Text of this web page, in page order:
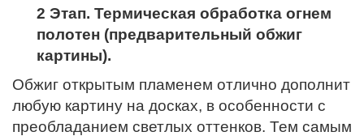
2 Этап. Термическая обработка огнем
полотен (предварительный обжиг
картины).
Обжиг открытым пламенем отлично дополнит
любую картину на досках, в особенности с
преобладанием светлых оттенков. Тем самым